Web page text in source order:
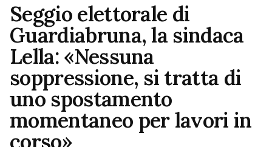
Seggio elettorale di
Guardiabruna, la sindaca
Lella: «Nessuna
soppressione, si tratta di
uno spostamento
momentaneo per lavori in
corso»